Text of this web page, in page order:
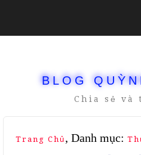
BLOG
Chia sẻ và
Trang Chủ , Danh mục: